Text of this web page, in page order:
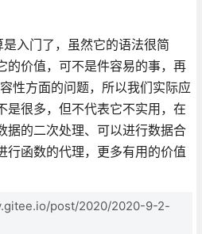
入门了，虽然它的语法很简
的价值，可不是件容易的事，再
性方面的问题，所以我们实际应
是很多，但不代表它不实用，在
据的二次处理、可以进行数据合
行函数的代理，更多有用的价值
post/2020/2020-9-2-